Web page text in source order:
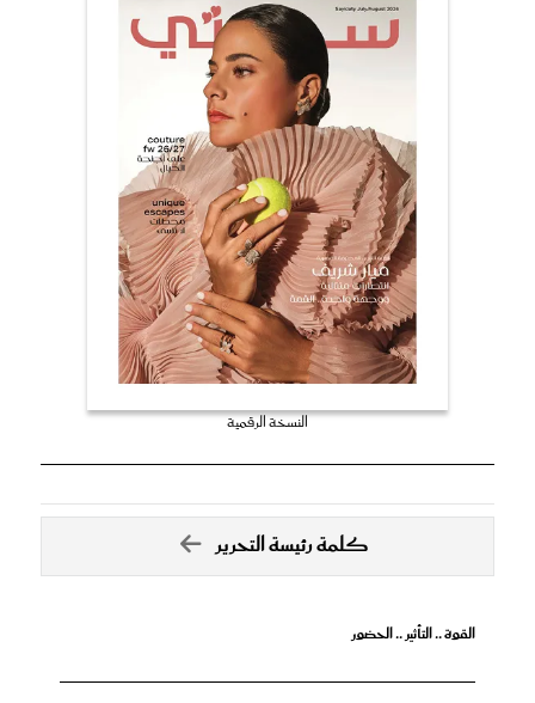
النسخة الرقمية
كلمة رئيسة التحرير
القوة .. التأثير .. الحضور